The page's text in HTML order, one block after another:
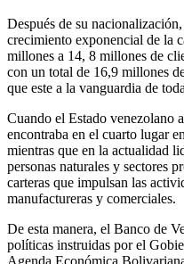
Después de su
crecimiento exponencial de la
millones a 14, 8 millones de
con un total de 16,9 millones
que este a la vanguardia de
Cuando el Estado venezolano
encontraba en el cuarto lugar
mientras que en la actualidad
personas naturales y sectores
carteras que impulsan las
manufactureras y comerciales.
De esta manera, el Banco de
políticas instruidas por el
Agenda Económica